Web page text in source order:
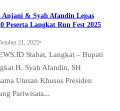
Anjani & Syah Afandin Lepas
Peserta Langkat Run Fest 2025
21, 2025•
Stabat, Langkat – Bupati
H. Syah Afandin, SH
Utusan Khusus Presiden
Pariwisata...